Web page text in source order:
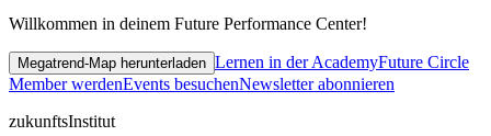
Willkommen in deinem Future Performance Center!
Megatrend-Map herunterladen Lernen in der AcademyFuture Circle
Member werdenEvents besuchenNewsletter abonnieren
zukunftsInstitut